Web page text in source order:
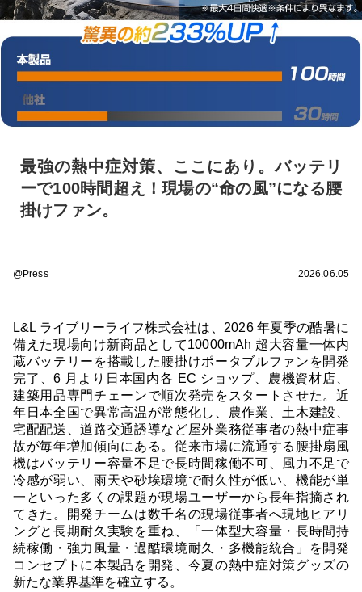
最強の熱中症対策、ここにあり。バッテリ
ーで100時間超え！現場の“命の風”になる腰
掛けファン。
@Press 2026.06.05
L&L ライブリーライフ株式会社は、2026 年夏季の酷暑に
備えた現場向け新商品として10000mAh 超大容量一体内
蔵バッテリーを搭載した腰掛けポータブルファンを開発
完了、6 月より日本国内各 EC ショップ、農機資材店、
建築用品専門チェーンで順次発売をスタートさせた。近
年日本全国で異常高温が常態化し、農作業、土木建設、
宅配配送、道路交通誘導など屋外業務従事者の熱中症事
故が毎年増加傾向にある。従来市場に流通する腰掛扇風
機はバッテリー容量不足で長時間稼働不可、風力不足で
冷感が弱い、雨天や砂埃環境で耐久性が低い、機能が単
一といった多くの課題が現場ユーザーから長年指摘され
てきた。開発チームは数千名の現場従事者へ現地ヒアリ
ングと長期耐久実験を重ね、「一体型大容量・長時間持
続稼働・強力風量・過酷環境耐久・多機能統合」を開発
コンセプトに本製品を開発、今夏の熱中症対策グッズの
新たな業界基準を確立する。